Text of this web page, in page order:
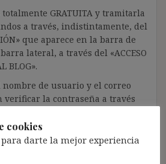
GRATUITA y tramitarla
a través, indistintamente, del
que aparece en la barra de
lateral, a través del «ACCESO
BLOG».
de usuario y el correo
verificar la contraseña a través
casos, es posible que tengan que
«Spam»).
ya se han suscrito.
cookies
darte la mejor experiencia